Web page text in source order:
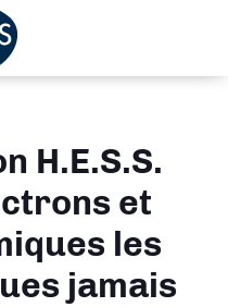
H.E.S.S.
et
les
jamais